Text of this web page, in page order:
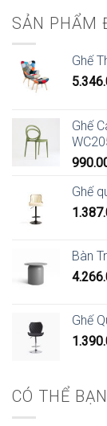
SẢN PHẨM
Ghế
Ghế
Ghế
Bàn
Ghế
CÓ THỂ